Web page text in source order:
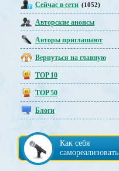
Сейчас в сети (1052)
Авторские анонсы
Авторы приглашают
Вернуться на главную
TOP 10
TOP 50
Блоги
Как себя
самореализовать